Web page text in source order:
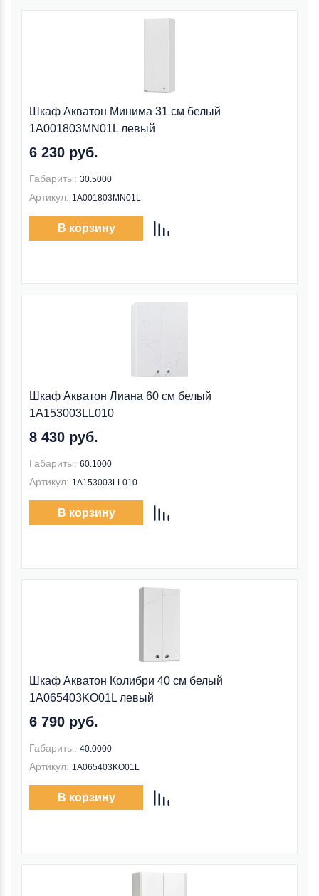
Шкаф Акватон Минима 31 см белый
1A001803MN01L левый
6 230 руб.
Габариты: 30.5000
Артикул: 1A001803MN01L
В корзину
Шкаф Акватон Лиана 60 см белый
1A153003LL010
8 430 руб.
Габариты: 60.1000
Артикул: 1A153003LL010
В корзину
Шкаф Акватон Колибри 40 см белый
1A065403KO01L левый
6 790 руб.
Габариты: 40.0000
Артикул: 1A065403KO01L
В корзину